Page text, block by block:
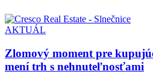
AKTUÁL
Zlomový moment pre
mení trh s nehnuteľnosťami